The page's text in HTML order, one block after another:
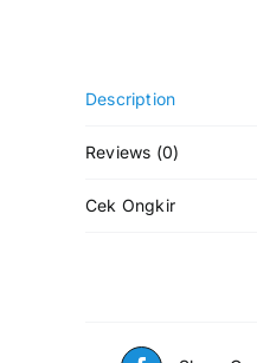
Description
Reviews (0)
Cek Ongkir